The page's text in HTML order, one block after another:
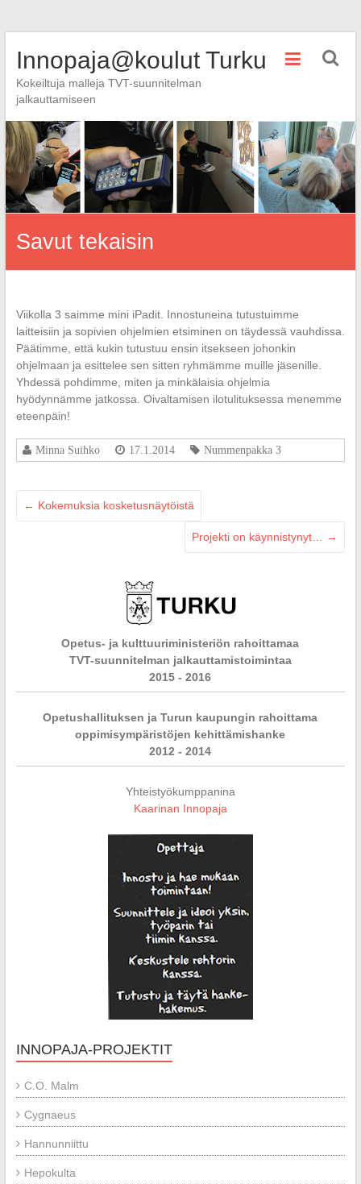
Innopaja@koulut Turku
Kokeiltuja malleja TVT-suunnitelman
jalkauttamiseen
Savut tekaisin
Viikolla 3 saimme mini iPadit. Innostuneina tutustuimme
laitteisiin ja sopivien ohjelmien etsiminen on täydessä vauhdissa.
Päätimme, että kukin tutustuu ensin itsekseen johonkin
ohjelmaan ja esittelee sen sitten ryhmämme muille jäsenille.
Yhdessä pohdimme, miten ja minkälaisia ohjelmia
hyödynnämme jatkossa. Oivaltamisen ilotulituksessa menemme
eteenpäin!
Minna Suihko 17.1.2014 Nummenpakka 3
← Kokemuksia kosketusnäytöistä
Projekti on käynnistynyt… →
Opetus- ja kulttuuriministeriön rahoittamaa
TVT-suunnitelman jalkauttamistoimintaa
2015 - 2016
Opetushallituksen ja Turun kaupungin rahoittama
oppimisympäristöjen kehittämishanke
2012 - 2014
Yhteistyökumppanina
Kaarinan Innopaja
INNOPAJA-PROJEKTIT
C.O. Malm
Cygnaeus
Hannunniittu
Hepokulta